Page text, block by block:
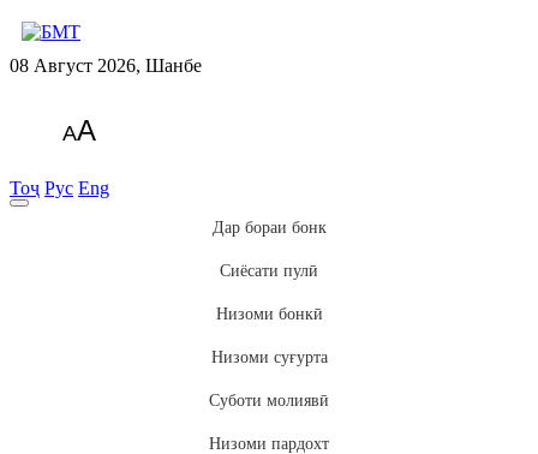
08 Август 2026, Шанбе
AA
Тоҷ Рус Eng
Дар бораи бонк
Сиёсати пулӣ
Низоми бонкӣ
Низоми суғурта
Суботи молиявӣ
Низоми пардохт